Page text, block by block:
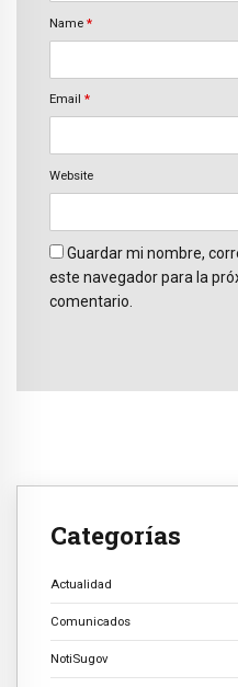
Name *
Email *
Website
Guardar mi nombre,
este navegador para la
comentario.
Categorías
Actualidad
Comunicados
NotiSugov